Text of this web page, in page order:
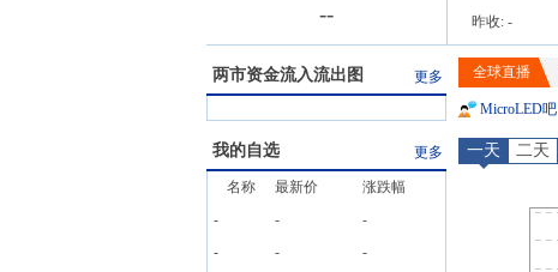
-- 昨收: -
两市资金流入流出图 更多
我的自选 更多
名称 最新价
涨跌幅
-
-
-
-
-
-
全球直播
MicroLED吧
一天 二天